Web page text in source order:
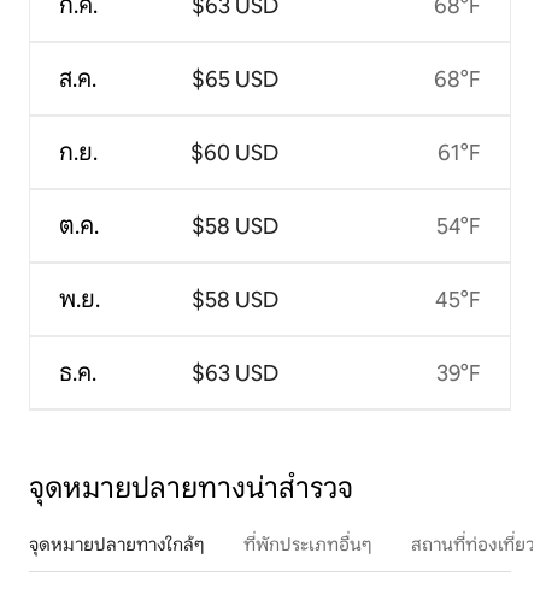
ส.ค.
ก.ย.
ต.ค.
พ.ย.
ธ.ค.
$65 USD
$60 USD
$58 USD
$58 USD
$63 USD
68°F
61°F
54°F
45°F
39°F
จุดหมายปลายทางน่าสำรวจ
จุดหมายปลายทางใกล้ๆ ที่พักประเภทอื่นๆ สถานที่ท่องเที่ย